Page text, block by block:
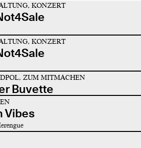
KONZERT
KONZERT
ZUM MITMACHEN
Buvette
Vibes